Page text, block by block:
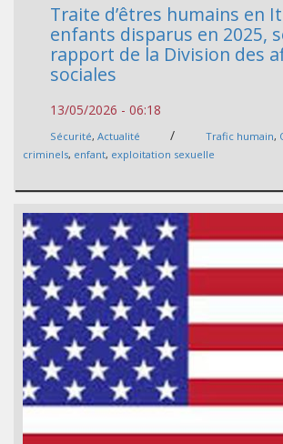
Traite d’êtres humains en
enfants disparus en 2025,
rapport de la Division des
sociales
13/05/2026 - 06:18
Sécurité, Actualité / Trafic humain,
criminels, enfant, exploitation sexuelle